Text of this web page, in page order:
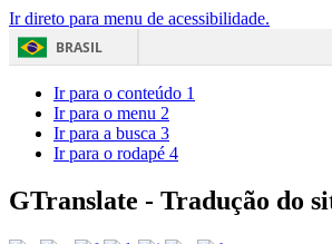
Ir direto para menu de acessibilidade.
BRASIL
Acesso
Ir para o conteúdo 1
Ir para o menu 2
Ir para a busca 3
Ir para o rodapé 4
GTranslate - Tradução do